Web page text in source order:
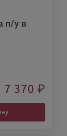
п/у в
7 370 ₽